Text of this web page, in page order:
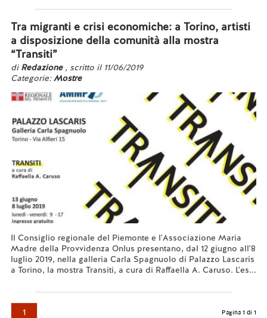
Tra migranti e crisi economiche: a Torino, artisti
a disposizione della comunità alla mostra
“Transiti”
di Redazione , scritto il 11/06/2019
Categorie:Mostre
Il Consiglio regionale del Piemonte e l'Associazione Maria
Madre della Provvidenza Onlus presentano, dal 12 giugno all'8
luglio 2019, nella galleria Carla Spagnuolo di Palazzo Lascaris
a Torino, la mostra Transiti, a cura di Raffaella A. Caruso. L'es...
1 Pagina 1 di 1